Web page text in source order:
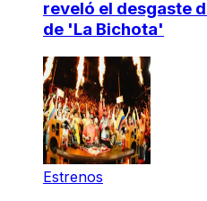
reveló el desgaste
de 'La Bichota'
Estrenos